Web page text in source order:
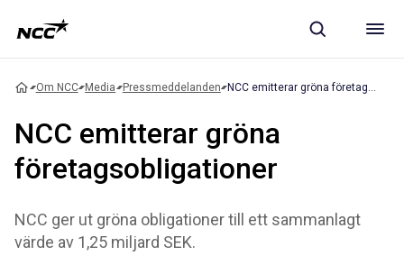
Om NCC Media Pressmeddelanden
NCC emitterar gröna
företagsobligationer
NCC ger ut gröna obligationer till ett sammanlagt
värde av 1,25 miljard SEK.